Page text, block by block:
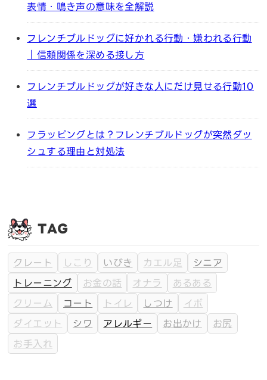
表情・鳴き声の意味を全解説
フレンチブルドッグに好かれる行動・嫌われる行動
｜信頼関係を深める接し方
フレンチブルドッグが好きな人にだけ見せる行動10
選
フラッピングとは？フレンチブルドッグが突然ダッ
シュする理由と対処法
TAG
クレート しこり いびき カエル足
シニア
トレーニング
お金の話 オナラ
あるある
クリーム
コート トイレ しつけ
イボ
ダイエット
シワ アレルギー お出かけ
お尻
お手入れ